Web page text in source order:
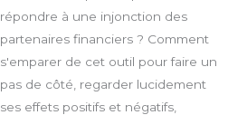
répondre à une injonction des
partenaires financiers ? Comment
s'emparer de cet outil pour faire un
pas de côté, regarder lucidement
ses effets positifs et négatifs,